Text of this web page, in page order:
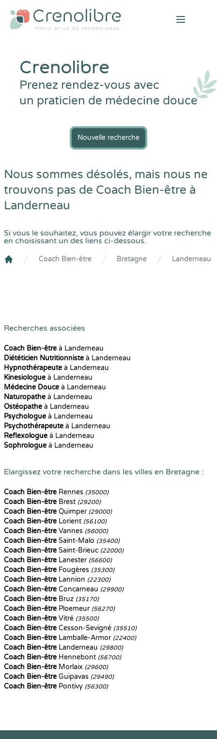
Open
Crenolibre
Prenez rendez-vous avec
un praticien de médecine douce
Nouvelle recherche
Nous sommes désolés, mais nous ne
trouvons pas de Coach Bien-être à
Landerneau
Si vous le souhaitez, vous pouvez élargir votre recherche
en choisissant un des liens ci-dessous.
Coach Bien-être Bretagne Landerneau
Recherches associées
Coach Bien-être à Landerneau
Diététicien Nutritionniste à Landerneau
Hypnothérapeute à Landerneau
Kinesiologue à Landerneau
Médecine Douce à Landerneau
Naturopathe à Landerneau
Ostéopathe à Landerneau
Psychologue à Landerneau
Psychothérapeute à Landerneau
Reflexologue à Landerneau
Sophrologue à Landerneau
Elargissez votre recherche dans les villes en Bretagne :
Coach Bien-être Rennes (35000)
Coach Bien-être Brest (29200)
Coach Bien-être Quimper (29000)
Coach Bien-être Lorient (56100)
Coach Bien-être Vannes (56000)
Coach Bien-être Saint-Malo (35400)
Coach Bien-être Saint-Brieuc (22000)
Coach Bien-être Lanester (56600)
Coach Bien-être Fougères (35300)
Coach Bien-être Lannion (22300)
Coach Bien-être Concarneau (29900)
Coach Bien-être Bruz (35170)
Coach Bien-être Ploemeur (56270)
Coach Bien-être Vitré (35500)
Coach Bien-être Cesson-Sevigné (35510)
Coach Bien-être Lamballe-Armor (22400)
Coach Bien-être Landerneau (29800)
Coach Bien-être Hennebont (56700)
Coach Bien-être Morlaix (29600)
Coach Bien-être Guipavas (29490)
Coach Bien-être Pontivy (56300)